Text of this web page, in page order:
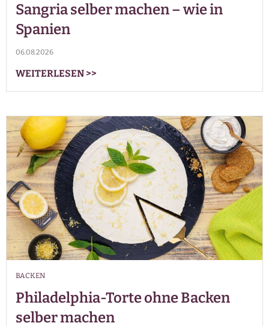
Sangria selber machen – wie in
Spanien
06.08.2026
WEITERLESEN >>
BACKEN
Philadelphia-Torte ohne Backen
selber machen